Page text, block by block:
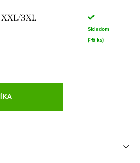
XXL/3XL
Skladom
(>5 ks)